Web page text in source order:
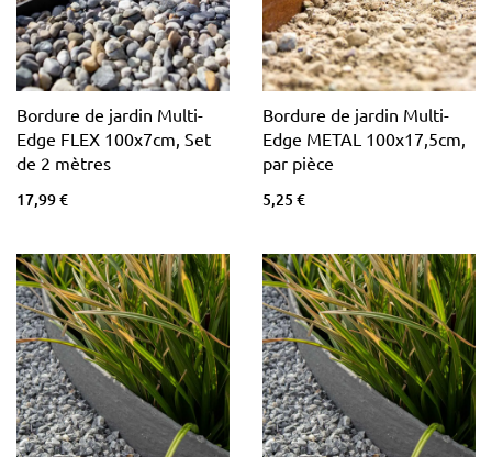
Bordure de jardin Multi-
Edge FLEX 100x7cm, Set
de 2 mètres
17,99 €
Bordure de jardin Multi-
Edge METAL 100x17,5cm,
par pièce
5,25 €